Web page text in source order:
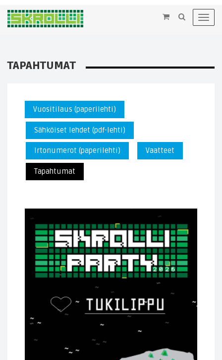
×
TAPAHTUMAT
Vuositilaus (paperilehti)
Sähköiset lehdet (pdf-lehti)
Irtonumerot (paperilehti) Vaatteet
Tapahtumat